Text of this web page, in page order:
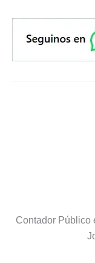
Contador Público